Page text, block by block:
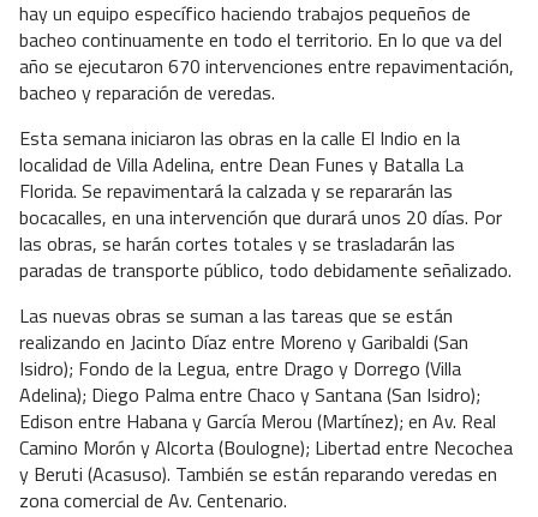
hay un equipo específico haciendo trabajos pequeños de
bacheo continuamente en todo el territorio. En lo que va del
año se ejecutaron 670 intervenciones entre repavimentación,
bacheo y reparación de veredas.
Esta semana iniciaron las obras en la calle El Indio en la
localidad de Villa Adelina, entre Dean Funes y Batalla La
Florida. Se repavimentará la calzada y se repararán las
bocacalles, en una intervención que durará unos 20 días. Por
las obras, se harán cortes totales y se trasladarán las
paradas de transporte público, todo debidamente señalizado.
Las nuevas obras se suman a las tareas que se están
realizando en Jacinto Díaz entre Moreno y Garibaldi (San
Isidro); Fondo de la Legua, entre Drago y Dorrego (Villa
Adelina); Diego Palma entre Chaco y Santana (San Isidro);
Edison entre Habana y García Merou (Martínez); en Av. Real
Camino Morón y Alcorta (Boulogne); Libertad entre Necochea
y Beruti (Acasuso). También se están reparando veredas en
zona comercial de Av. Centenario.